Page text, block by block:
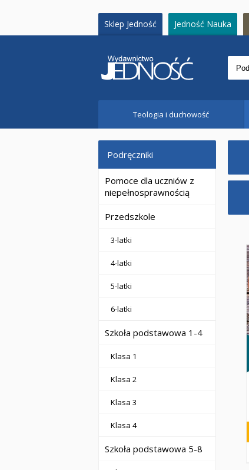
Sklep Jedność Jedność Nauka
Teologia i duchowość
Podręczniki
Pomoce dla uczniów z
niepełnosprawnością
Przedszkole
3-latki
4-latki
5-latki
6-latki
Szkoła podstawowa 1-4
Klasa 1
Klasa 2
Klasa 3
Klasa 4
Szkoła podstawowa 5-8